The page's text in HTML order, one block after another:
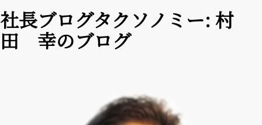
社長ブログタクソノミー: 村
田 幸のブログ